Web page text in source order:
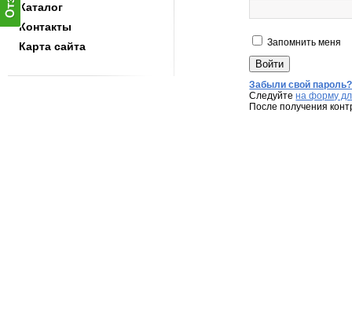
Каталог
Контакты
Карта сайта
Запомнить меня
Забыли свой пароль?
Следуйтена форму
После получения